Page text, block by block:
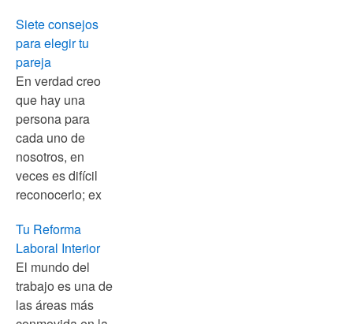
Siete consejos
para elegir tu
pareja
En verdad creo
que hay una
persona para
cada uno de
nosotros, en
veces es difícil
reconocerlo; ex
Tu Reforma
Laboral Interior
El mundo del
trabajo es una de
las áreas más